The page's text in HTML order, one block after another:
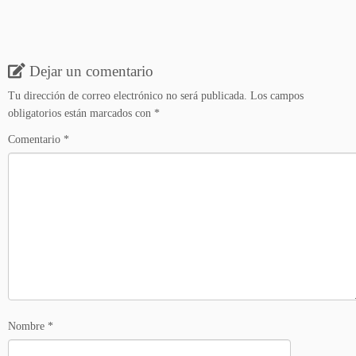
Dejar un comentario
Tu dirección de correo electrónico no será publicada. Los campos
obligatorios están marcados con *
Comentario *
Nombre *